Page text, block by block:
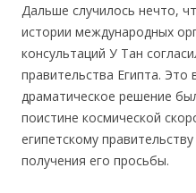
Дальше случилось нечто,
истории международных
консультаций У Тан
правительства Египта. Это
драматическое решение
поистине космической
египетскому
получения его просьбы.